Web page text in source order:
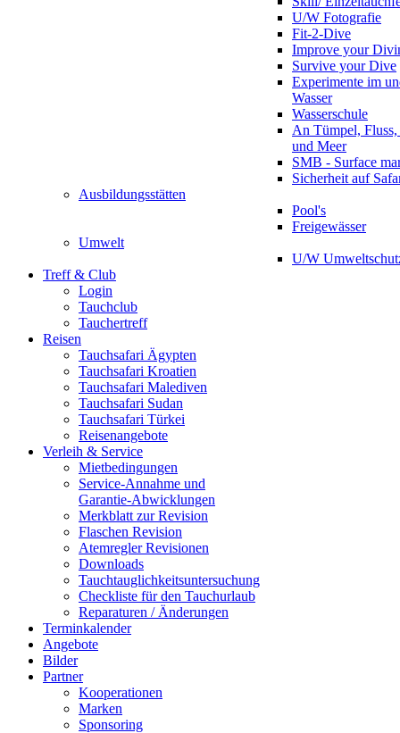
U/W Fotografie
Fit-2-Dive
Improve your
Survive your Dive
Experimente im
Wasser
Wasserschule
An Tümpel,
und Meer
SMB - Surface
Sicherheit auf
Ausbildungsstätten
Pool's
Freigewässer
Umwelt
U/W
Treff & Club
Login
Tauchclub
Tauchertreff
Reisen
Tauchsafari Ägypten
Tauchsafari Kroatien
Tauchsafari Malediven
Tauchsafari Sudan
Tauchsafari Türkei
Reisenangebote
Verleih & Service
Mietbedingungen
Service-Annahme und
Garantie-Abwicklungen
Merkblatt zur Revision
Flaschen Revision
Atemregler Revisionen
Downloads
Tauchtauglichkeitsuntersuchung
Checkliste für den Tauchurlaub
Reparaturen / Änderungen
Terminkalender
Angebote
Bilder
Partner
Kooperationen
Marken
Sponsoring